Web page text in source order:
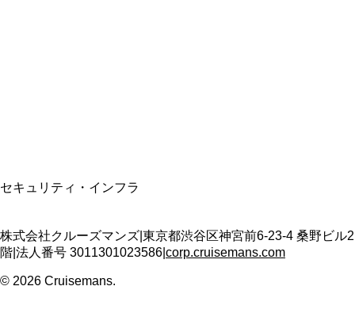
セキュリティ・インフラ
株式会社クルーズマンズ 東京都渋谷区神宮前6-23-4 桑野ビル2
階 法人番号 3011301023586 corp.cruisemans.com
© 2026 Cruisemans.